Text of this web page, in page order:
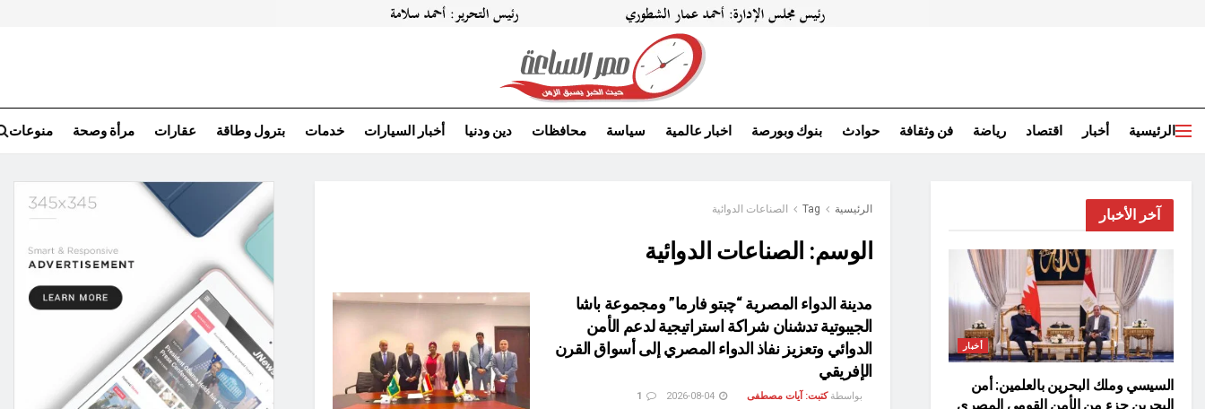
الرئيسية أخبار اقتصاد رياضة فن وثقافة حوادث بنوك وبورصة اخبار عالمية سياسة محافظات دين ودنيا أخبار السيارات خدمات بترول وطاقة عقارات مرأة وصحة منوعات
الرئيسية Tag الصناعات الدوائية
الوسم: الصناعات الدوائية
مدينة الدواء المصرية “چبتو فارما” ومجموعة باشا
الجيبوتية تدشنان شراكة استراتيجية لدعم الأمن
الدوائي وتعزيز نفاذ الدواء المصري إلى أسواق القرن
الإفريقي
بواسطة كتبت: آيات مصطفى
آخر الأخبار
أخبار
السيسي وملك البحرين بالعلمين: أمن
البحرين جزء من الأمن القومي المصري